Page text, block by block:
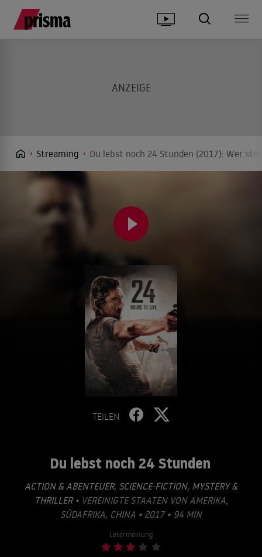
Streaming Du lebst noch 24 Stunden (2017): Wer
TEILEN
Du lebst noch 24 Stunden
ACTION & ABENTEUER, SCIENCE-FICTION, MYSTERY &
THRILLER• VEREINIGTE STAATEN VON AMERIKA,
SÜDAFRIKA, CHINA • 2017 • 94 MIN
Lesermeinung